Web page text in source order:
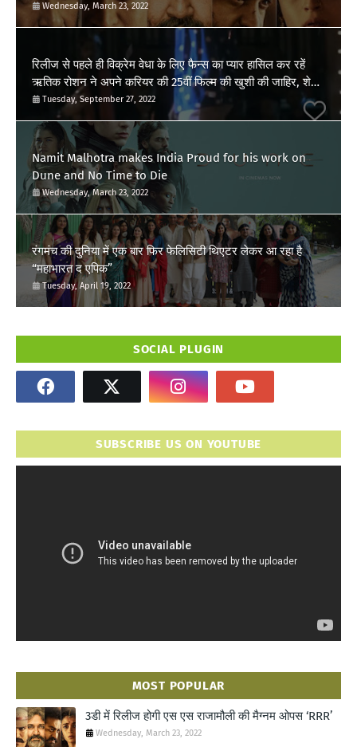
Wednesday, March 23, 2022
रिलीज से पहले ही विक्रेम वेधा के लिए फैन्स का प्यार हासिल कर रहें
ऋतिक रोशन ने अपने करियर की 25वीं फिल्म की खुशी की जाहिर, शेयर
किया पोस्ट
Tuesday, September 27, 2022
Namit Malhotra makes India Proud for his work on
Dune and No Time to Die
Wednesday, March 23, 2022
रंगमंच की दुनिया में एक बार फिर फेलिसिटी थिएटर लेकर आ रहा है
“महाभारत द एपिक”
Tuesday, April 19, 2022
SOCIAL PLUGIN
SUBSCRIBE US ON YOUTUBE
MOST POPULAR
3डी में रिलीज होगी एस एस राजामौली की मैग्नम ओपस ‘RRR’
Wednesday, March 23, 2022